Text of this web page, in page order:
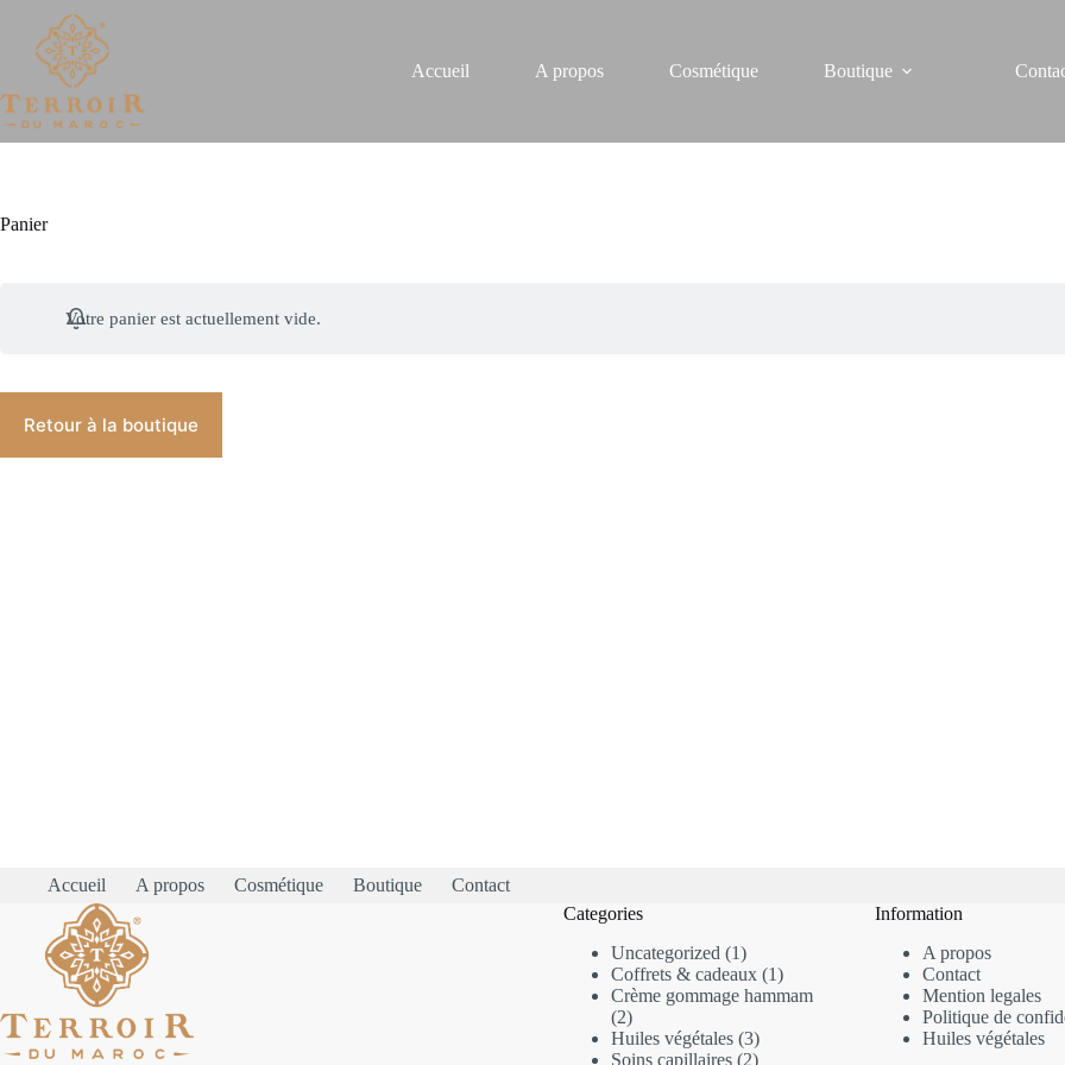
Accueil A propos Cosmétique Boutique
Panier
Votre panier est actuellement vide.
Retour à la boutique
Accueil A propos Cosmétique Boutique
Contact
Categories
Uncategorized 1
Coffrets & cadeaux 1
Crème gommage hammam
2
Huiles végétales 3
Soins capillaires 2
Information
A propos
Contact
Mention legales
Politique de
Huiles végétales